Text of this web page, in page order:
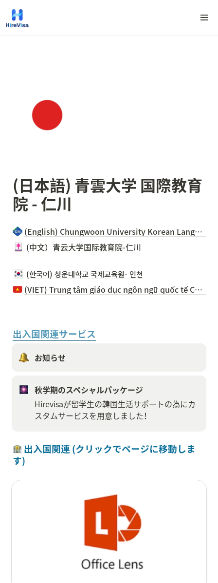
(日本語) 青雲大学 国際教育
院 - 仁川
(English) Chungwoon University Korean Language Institute (Incheon Campus)
(中文）青云大学国际教育院-仁川
(한국어) 청운대학교 국제교육원- 인천
(VIET) Trung tâm giáo dục ngôn ngữ quốc tế Chungwoon- Incheon
出入国関連サービス
お知らせ
秋学期のスペシャルパッケージ
Hirevisaが留学生の韓国生活サポートの為にカ
スタムサービスを用意しました！
出入国関連 (クリックでページに移動しま
す)